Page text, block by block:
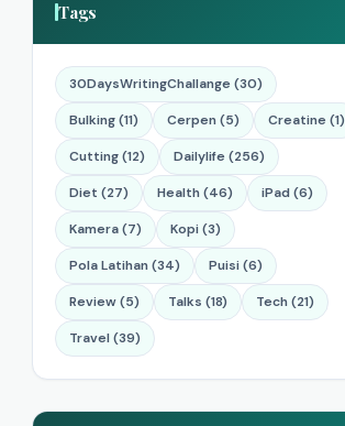
Tags
30DaysWritingChallange (30)
Bulking (11) Cerpen (5) Creatine (1)
Cutting (12) Dailylife (256)
Diet (27) Health (46) iPad (6)
Kamera (7) Kopi (3)
Pola Latihan (34) Puisi (6)
Review (5) Talks (18) Tech (21)
Travel (39)